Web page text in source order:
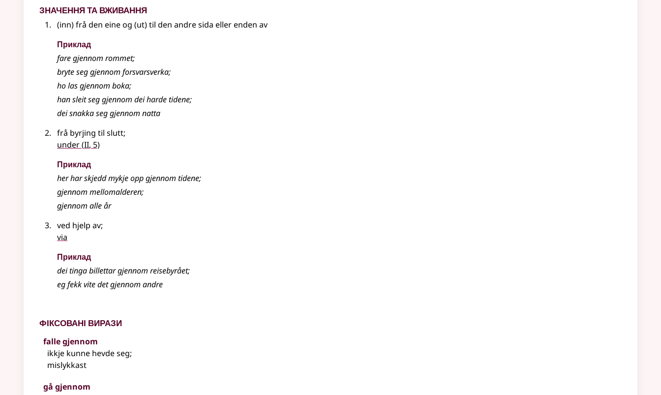
Значення та вживання
(inn) frå den eine og (ut) til den andre sida ellerenden av
Приклад
fare gjennom rommet;
bryte seg gjennom forsvarsverka;
ho las gjennom boka;
han sleit seg gjennom dei harde tidene;
dei snakka seg gjennom natta
frå byrjing til slutt;
under(2
II, 5)
Приклад
her har skjedd mykje opp gjennom tidene;
gjennom mellomalderen;
gjennom alle år
ved hjelp av;
via
Приклад
dei tinga billettar gjennom reisebyrået;
eg fekk vite det gjennom andre
Фіксовані вирази
falle gjennom
ikkje kunne hevde seg;
mislykkast
gå gjennom